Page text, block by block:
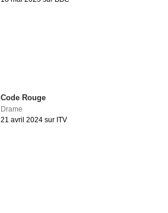
Code Rouge
Drame
21 avril 2024 sur ITV